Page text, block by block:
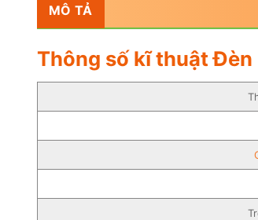
MÔ TẢ
Thông số kĩ thuật Đèn